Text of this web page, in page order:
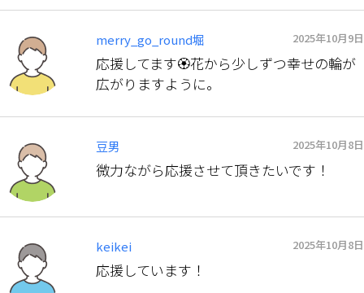
merry_go_round堀 2025年10月9日
応援してます🏵️花から少しずつ幸せの輪が
広がりますように。
豆男 2025年10月8日
微力ながら応援させて頂きたいです！
keikei 2025年10月8日
応援しています！